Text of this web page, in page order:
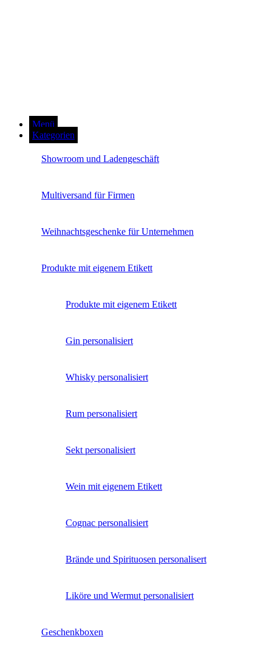
Menü
Kategorien
Showroom und Ladengeschäft
Multiversand für Firmen
Weihnachtsgeschenke für Unternehmen
Produkte mit eigenem Etikett
Produkte mit eigenem Etikett
Gin personalisiert
Whisky personalisiert
Rum personalisiert
Sekt personalisiert
Wein mit eigenem Etikett
Cognac personalisiert
Brände und Spirituosen personalisert
Liköre und Wermut personalisiert
Geschenkboxen